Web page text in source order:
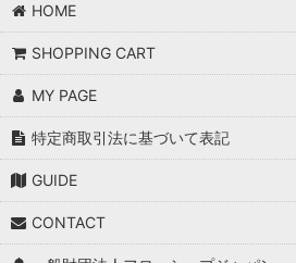
HOME
SHOPPING CART
MY PAGE
特定商取引法に基づいて表記
GUIDE
CONTACT